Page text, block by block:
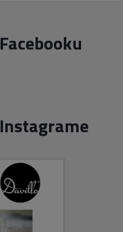
Facebooku
Instagrame